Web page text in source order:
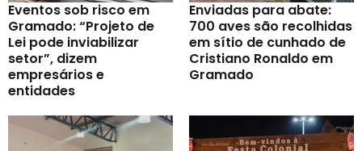
Eventos sob risco em
Gramado: “Projeto de
Lei pode inviabilizar
setor”, dizem
empresários e
entidades
Enviadas para abate:
700 aves são recolhidas
em sítio de cunhado de
Cristiano Ronaldo em
Gramado